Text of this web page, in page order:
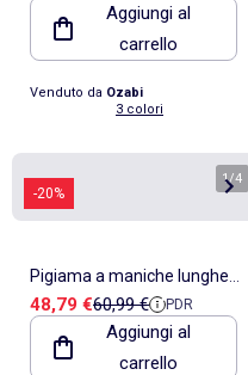
Aggiungi al
carrello
Venduto da Ozabi
3 colori
-20%
1/4
Pigiama a maniche lunghe
con bottoni da donna DISNEY
Minnie Mouse
Prezzo di vendita
48,79 €Prezzo di riferimento
60,99 € PDR
Aggiungi al
carrello